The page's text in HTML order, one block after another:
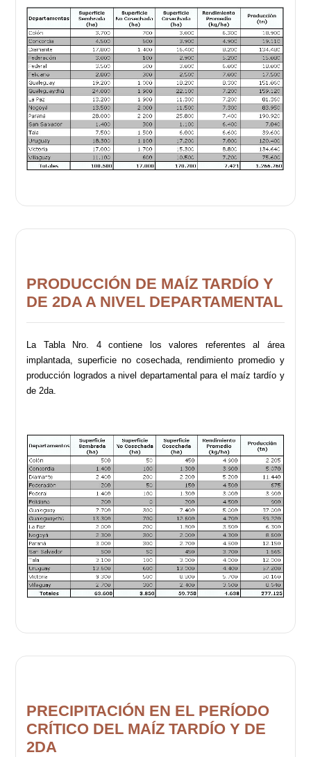
PRODUCCIÓN DE MAÍZ TARDÍO Y
DE 2DA A NIVEL DEPARTAMENTAL
La Tabla Nro. 4 contiene los valores referentes al área
implantada, superficie no cosechada, rendimiento promedio y
producción logrados a nivel departamental para el maíz tardío y
de 2da.
PRECIPITACIÓN EN EL PERÍODO
CRÍTICO DEL MAÍZ TARDÍO Y DE
2DA